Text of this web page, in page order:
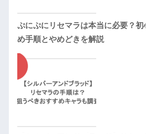
ぷにぷにリセマラは本当に必要？
め手順とやめどきを解説